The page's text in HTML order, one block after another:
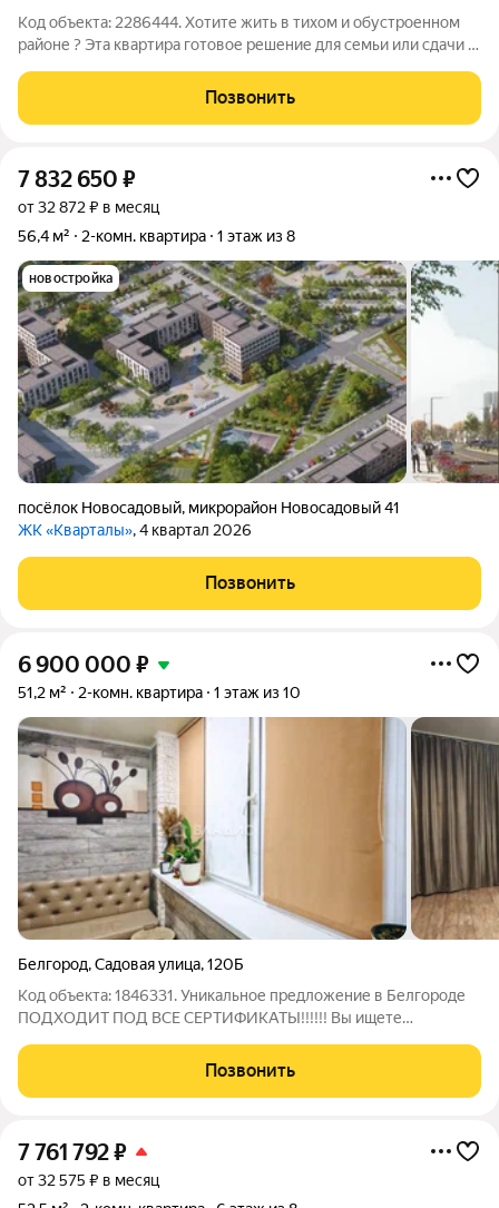
Код объекта: 2286444. Хотите жить в тихом и обустроенном
районе ? Эта квартира готовое решение для семьи или сдачи в
изолированные, «распашонка» (окна на две стороны) Этаж: 4
из 5 (не угловая, не
Позвонить
7 832 650 ₽
от 32 872 ₽ в месяц
56,4 м²
2-комн. квартира 1 этаж из 8
новостройка
посёлок Новосадовый, микрорайон Новосадовый 41
ЖК «Кварталы», 4 квартал 2026
Позвонить
6 900 000 ₽
51,2 м² 2-комн. квартира 1 этаж из 10
Белгород,Садовая улица,120Б
Код объекта: 1846331. Уникальное предложение в Белгороде
ПОДХОДИТ ПОД ВСЕ СЕРТИФИКАТЫ!!!!!! Вы ищете
двухкомнатную квартиру в кирпичном доме по адресу
Садовая улица, 120Б в Белгороде. Это отличное решение
Позвонить
7 761 792₽
от 32 575 ₽ в месяц